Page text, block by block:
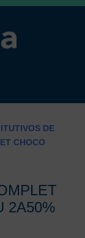
DE
CHOCO
2A50%